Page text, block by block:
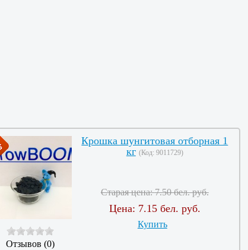
Отзывов (0)
Крошка шунгитовая отборная 1
кг (Код: 9011729)
Старая цена:7.50 бел. руб.
Цена: 7.15 бел. руб.
Купить